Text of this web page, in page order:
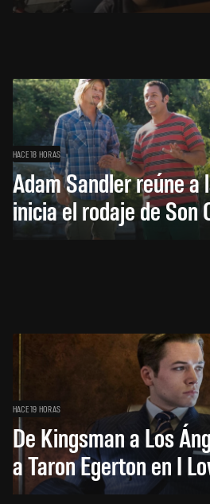
HACE 18 HORAS
Adam Sandler reúne a
inicia el rodaje de Son
HACE 19 HORAS
De Kingsman a Los
a Taron Egerton en I